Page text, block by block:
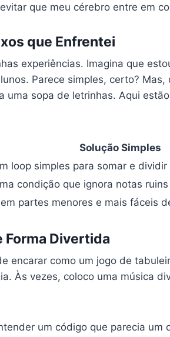
que meu cérebro entre em
que Enfrentei
experiências. Imagina que
Parece simples, certo? Mas,
uma sopa de letrinhas. Aqui
Solução Simples
loop simples para somar e dividir
condição que ignora notas ruins
partes menores e mais fáceis
Forma Divertida
encarar como um jogo de
Às vezes, coloco uma música
um código que parecia um